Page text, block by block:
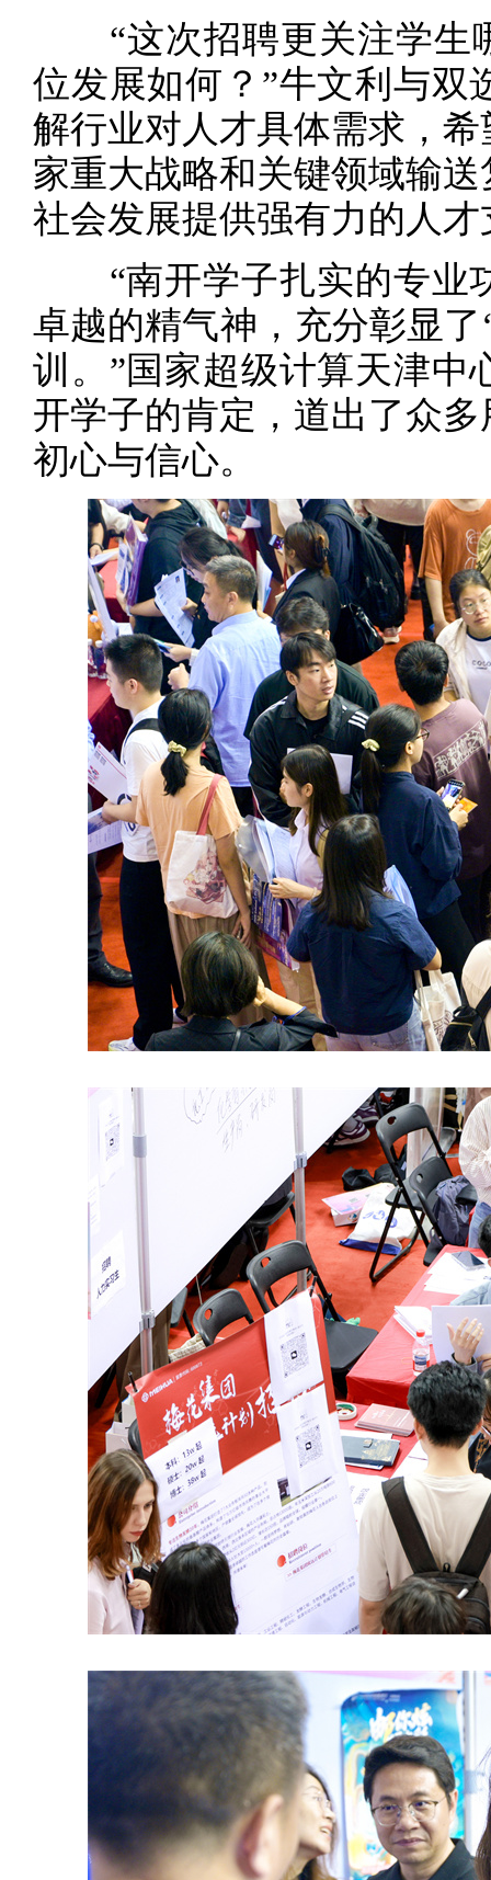
“这次招聘更关注学生
位发展如何？”牛文利与双
解行业对人才具体需求，
家重大战略和关键领域输
社会发展提供强有力的人才
“南开学子扎实的专业
卓越的精气神，充分彰显
训。”国家超级计算天津中
开学子的肯定，道出了众
初心与信心。